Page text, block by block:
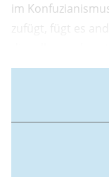
im
zufügt, fügt es
nicht zu", Tob